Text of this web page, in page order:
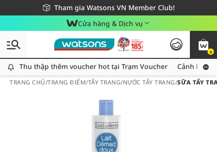
Tham gia Watsons VN Member Club!
Miễn phí giao hàng cho đơn hàng từ 249,000Đ
Giao hàng nhanh 24h - Áp dụng khu vực TP. Hồ Chí Minh
Cửa hàng & Dịch vụ
0
Thu thập thêm voucher hot tại Trạm Voucher
Thu thập thêm voucher hot tại Trạm Voucher Cảnh báo
TRANG CHỦ/TRANG ĐIỂM/TẨY TRANG/NƯỚC TẨY TRANG/SỮA TẨY